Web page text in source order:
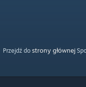
Przejdź do strony głównej